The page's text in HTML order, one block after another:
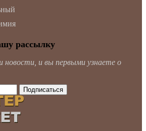
рассылку
и вы первыми узнаете о